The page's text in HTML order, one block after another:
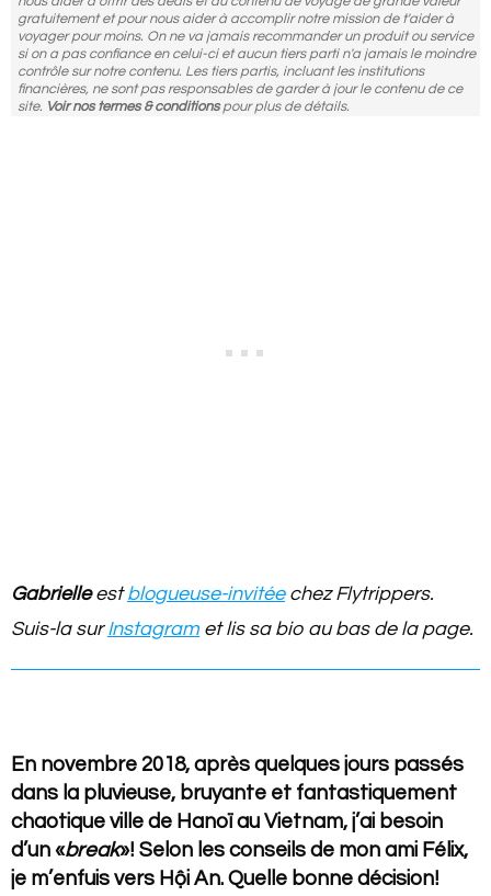
gratuitement et pour nous aider à accomplir notre mission de t'aider à
voyager pour moins. On ne va jamais recommander un produit ou service
si on a pas confiance en celui-ci et aucun tiers parti n'a jamais le moindre
contrôle sur notre contenu. Les tiers partis, incluant les institutions
financières, ne sont pas responsables de garder à jour le contenu de ce
site. Voir nos termes & conditionspour plus de détails.
Gabrielleestblogueuse-invitéechez Flytrippers.
Suis-la surInstagram et lis sa bio au bas de la page.
En novembre 2018, après quelques jours passés
dans la pluvieuse, bruyante et fantastiquement
chaotique ville de Hanoï au Vietnam, j’ai besoin
d’un «break»! Selon les conseils de mon ami Félix,
je m’enfuis vers Hội An. Quelle bonne décision!